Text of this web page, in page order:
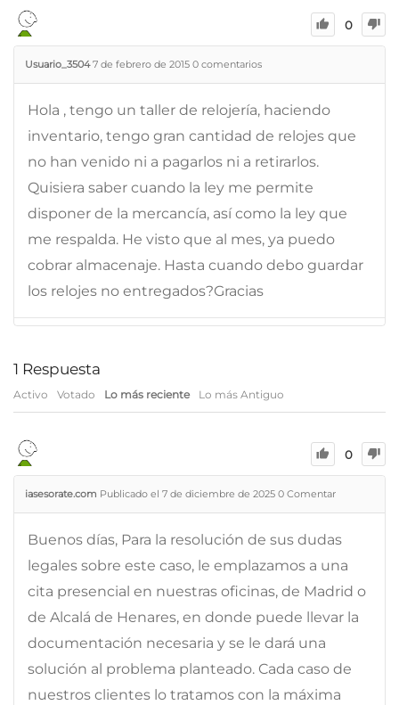
0
Usuario_3504 7 de febrero de 2015 0 comentarios
Hola , tengo un taller de relojería, haciendo
inventario, tengo gran cantidad de relojes que
no han venido ni a pagarlos ni a retirarlos.
Quisiera saber cuando la ley me permite
disponer de la mercancía, así como la ley que
me respalda. He visto que al mes, ya puedo
cobrar almacenaje. Hasta cuando debo guardar
los relojes no entregados?Gracias
1 Respuesta
Activo Votado Lo más reciente Lo más Antiguo
0
iasesorate.com Publicado el 7 de diciembre de 2025 0 Comentar
Buenos días, Para la resolución de sus dudas
legales sobre este caso, le emplazamos a una
cita presencial en nuestras oficinas, de Madrid o
de Alcalá de Henares, en donde puede llevar la
documentación necesaria y se le dará una
solución al problema planteado. Cada caso de
nuestros clientes lo tratamos con la máxima